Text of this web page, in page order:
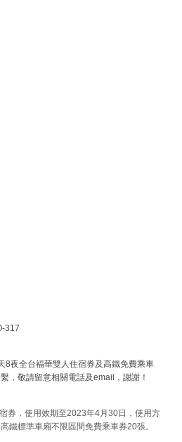
317
8夜全台福華雙人住宿券及高鐵免費乘車
，敬請留意相關電話及email，謝謝！
券，使用效期至2023年4月30日，使用方
鐵標準車廂不限區間免費乘車券20張。